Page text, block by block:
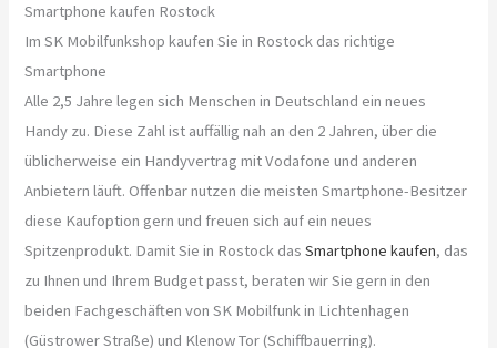
Smartphone kaufen Rostock
Im SK Mobilfunkshop kaufen Sie in Rostock das richtige
Smartphone
Alle 2,5 Jahre legen sich Menschen in Deutschland ein neues
Handy zu. Diese Zahl ist auffällig nah an den 2 Jahren, über die
üblicherweise ein Handyvertrag mit Vodafone und anderen
Anbietern läuft. Offenbar nutzen die meisten Smartphone-Besitzer
diese Kaufoption gern und freuen sich auf ein neues
Spitzenprodukt. Damit Sie in Rostock dasSmartphone kaufen, das
zu Ihnen und Ihrem Budget passt, beraten wir Sie gern in den
beiden Fachgeschäften von SK Mobilfunk in Lichtenhagen
(Güstrower Straße) und Klenow Tor (Schiffbauerring).